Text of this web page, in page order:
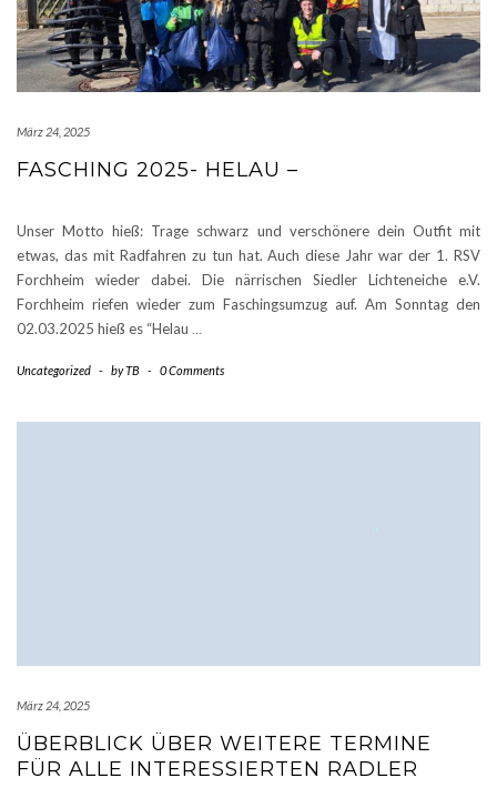
März 24, 2025
FASCHING 2025- HELAU –
Unser Motto hieß: Trage schwarz und verschönere dein Outfit mit
etwas, das mit Radfahren zu tun hat. Auch diese Jahr war der 1. RSV
Forchheim wieder dabei. Die närrischen Siedler Lichteneiche e.V.
Forchheim riefen wieder zum Faschingsumzug auf. Am Sonntag den
02.03.2025 hieß es “Helau …
Uncategorized - byTB - 0 Comments
März 24, 2025
ÜBERBLICK ÜBER WEITERE TERMINE
FÜR ALLE INTERESSIERTEN RADLER